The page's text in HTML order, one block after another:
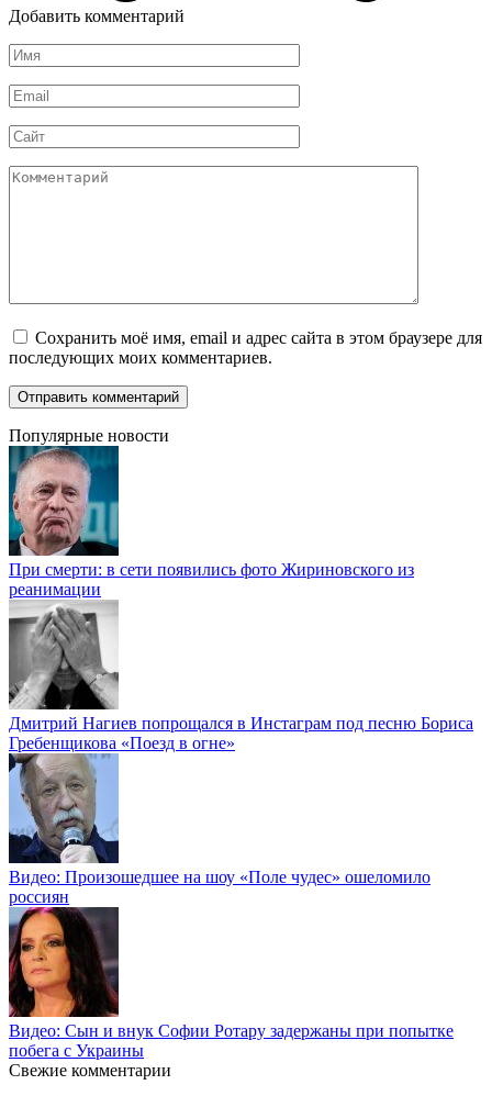
Добавить комментарий
Имя
*
Email
*
Сайт
Комментарий
Сохранить моё имя, email и адрес сайта в этом браузере для
последующих моих комментариев.
Популярные новости
При смерти: в сети появились фото Жириновского из
реанимации
Дмитрий Нагиев попрощался в Инстаграм под песню Бориса
Гребенщикова «Поезд в огне»
Видео: Произошедшее на шоу «Поле чудес» ошеломило
россиян
Видео: Сын и внук Софии Ротару задержаны при попытке
побега с Украины
Свежие комментарии